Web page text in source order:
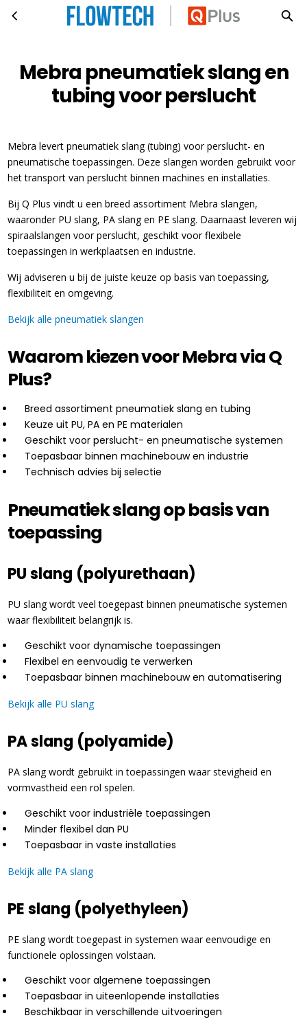
Ga naar hoofdinhoud
Mebra pneumatiek slang en tubing voor perslucht
Mebra pneumatiek slang en
tubing voor perslucht
Mebra levert pneumatiek slang (tubing) voor perslucht- en
pneumatische toepassingen. Deze slangen worden gebruikt voor
het transport van perslucht binnen machines en installaties.
Bij Q Plus vindt u een breed assortiment Mebra slangen,
waaronder PU slang, PA slang en PE slang. Daarnaast leveren wij
spiraalslangen voor perslucht, geschikt voor flexibele
toepassingen in werkplaatsen en industrie.
Wij adviseren u bij de juiste keuze op basis van toepassing,
flexibiliteit en omgeving.
Bekijk alle pneumatiek slangen
Waarom kiezen voor Mebra via Q
Plus?
Breed assortiment pneumatiek slang en tubing
Keuze uit PU, PA en PE materialen
Geschikt voor perslucht- en pneumatische systemen
Toepasbaar binnen machinebouw en industrie
Technisch advies bij selectie
Pneumatiek slang op basis van
toepassing
PU slang (polyurethaan)
PU slang wordt veel toegepast binnen pneumatische systemen
waar flexibiliteit belangrijk is.
Geschikt voor dynamische toepassingen
Flexibel en eenvoudig te verwerken
Toepasbaar binnen machinebouw en automatisering
Bekijk alle PU slang
PA slang (polyamide)
PA slang wordt gebruikt in toepassingen waar stevigheid en
vormvastheid een rol spelen.
Geschikt voor industriële toepassingen
Minder flexibel dan PU
Toepasbaar in vaste installaties
Bekijk alle PA slang
PE slang (polyethyleen)
PE slang wordt toegepast in systemen waar eenvoudige en
functionele oplossingen volstaan.
Geschikt voor algemene toepassingen
Toepasbaar in uiteenlopende installaties
Beschikbaar in verschillende uitvoeringen